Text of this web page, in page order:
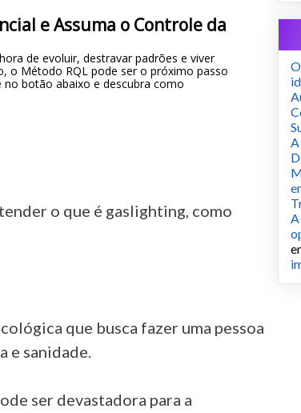
e Assuma o Controle da
de evoluir, destravar padrões e viver
o Método RQL pode ser o próximo passo
no botão abaixo e descubra como
o que é gaslighting, como
que busca fazer uma pessoa
e sanidade.
ser devastadora para a